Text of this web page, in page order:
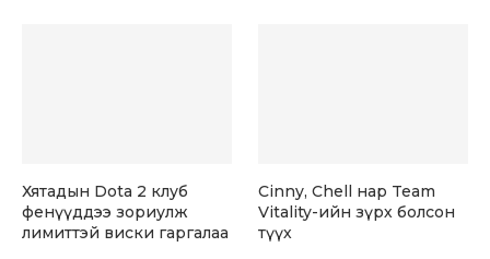
Хятадын Dota 2 клуб
фенүүддээ зориулж
лимиттэй виски гаргалаа
Cinny, Chell нар Team
Vitality-ийн зүрх болсон
түүх